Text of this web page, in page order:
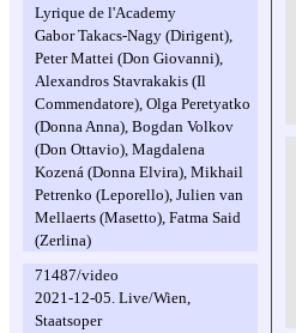
Lyrique de l'Academy
Gabor Takacs-Nagy (Dirigent),
Peter Mattei (Don Giovanni),
Alexandros Stavrakakis (Il
Commendatore), Olga Peretyatko
(Donna Anna), Bogdan Volkov
(Don Ottavio), Magdalena
Kozená (Donna Elvira), Mikhail
Petrenko (Leporello), Julien van
Mellaerts (Masetto), Fatma Said
(Zerlina)
71487/video
2021-12-05. Live/Wien,
Staatsoper